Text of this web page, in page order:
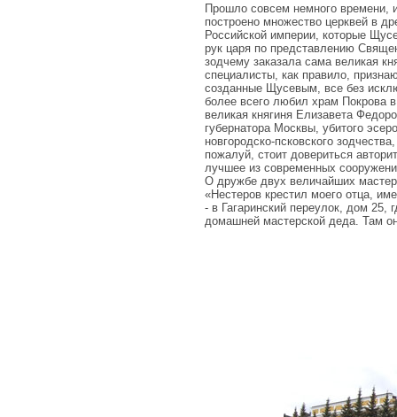
Прошло совсем немного времени,
построено множество церквей в
Российской империи, которые
рук царя по представлению
зодчему заказала сама великая
специалисты, как правило,
созданные Щусевым, все без
более всего любил храм Покрова
великая княгиня Елизавета
губернатора Москвы, убитого
новгородско-псковского
пожалуй, стоит довериться
лучшее из современных
О дружбе двух величайших
«Нестеров крестил моего отца,
- в Гагаринский переулок, дом 25,
домашней мастерской деда. Там